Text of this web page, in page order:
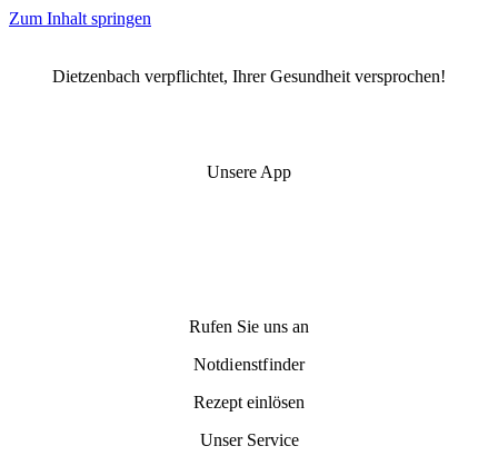
Zum Inhalt springen
Dietzenbach verpflichtet, Ihrer Gesundheit versprochen!
Unsere App
Rufen Sie uns an
Notdienstfinder
Rezept einlösen
Unser Service